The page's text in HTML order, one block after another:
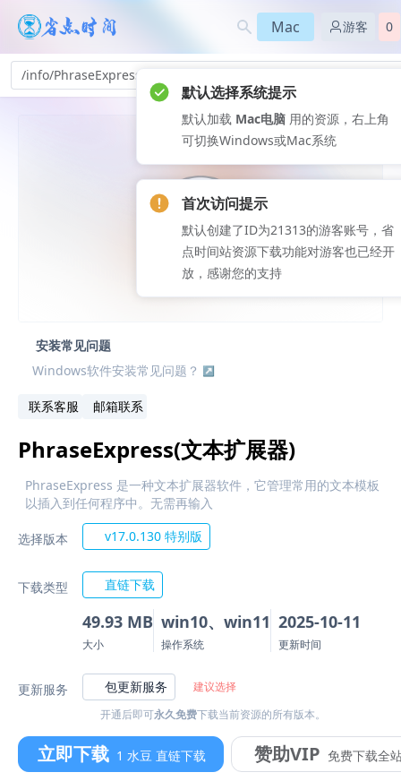
Mac 游客 0
/info/PhraseExpress-x4_519
安装常见问题
Windows软件安装常见问题？
联系客服 邮箱联系
PhraseExpress(文本扩展器)
PhraseExpress 是一种文本扩展器软件，它管理常用的文本模板
以插入到任何程序中。无需再输入
选择版本 v17.0.130 特别版
下载类型 直链下载
49.93 MB
大小
win10、win11
操作系统
2025-10-11
更新时间
更新服务 包更新服务
建议选择
开通后即可永久免费下载当前资源的所有版本。
立即下载 1 水豆 直链下载 赞助VIP 免费下载全
首次访问提示
默认创建了ID为21313的游客账号，省
点时间站资源下载功能对游客也已经开
放，感谢您的支持